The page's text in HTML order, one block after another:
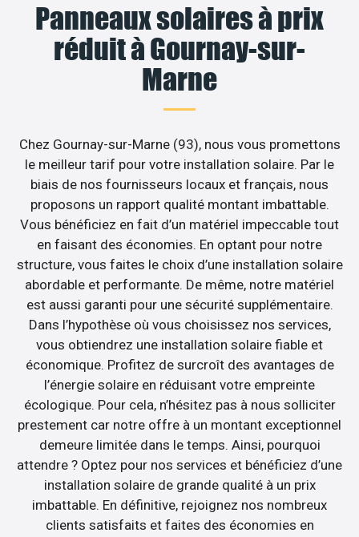
Panneaux solaires à prix
réduit à Gournay-sur-
Marne
Chez Gournay-sur-Marne (93), nous vous promettons
le meilleur tarif pour votre installation solaire. Par le
biais de nos fournisseurs locaux et français, nous
proposons un rapport qualité montant imbattable.
Vous bénéficiez en fait d’un matériel impeccable tout
en faisant des économies. En optant pour notre
structure, vous faites le choix d’une installation solaire
abordable et performante. De même, notre matériel
est aussi garanti pour une sécurité supplémentaire.
Dans l’hypothèse où vous choisissez nos services,
vous obtiendrez une installation solaire fiable et
économique. Profitez de surcroît des avantages de
l’énergie solaire en réduisant votre empreinte
écologique. Pour cela, n’hésitez pas à nous solliciter
prestement car notre offre à un montant exceptionnel
demeure limitée dans le temps. Ainsi, pourquoi
attendre ? Optez pour nos services et bénéficiez d’une
installation solaire de grande qualité à un prix
imbattable. En définitive, rejoignez nos nombreux
clients satisfaits et faites des économies en